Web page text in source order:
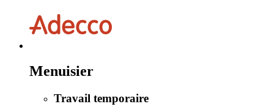
Menuisier
Travail temporaire